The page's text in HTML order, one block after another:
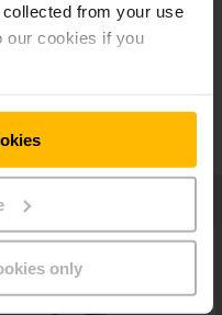
from your use
our cookies if you
only